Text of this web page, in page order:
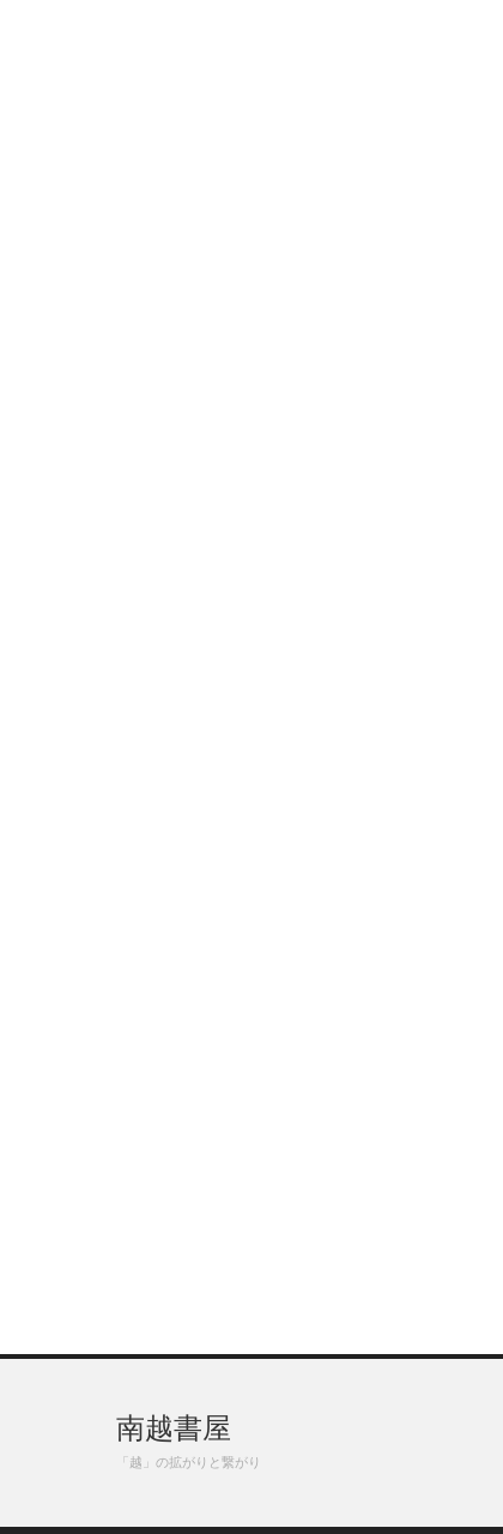
南越書屋
「越」の拡がりと繋がり